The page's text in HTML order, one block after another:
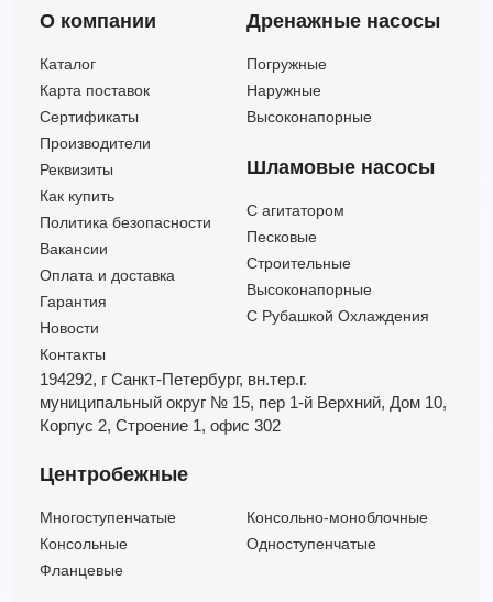
О компании
Каталог
Карта поставок
Сертификаты
Производители
Реквизиты
Как купить
Политика безопасности
Вакансии
Оплата и доставка
Гарантия
Новости
Контакты
Дренажные насосы
Погружные
Наружные
Высоконапорные
Шламовые насосы
C агитатором
Песковые
Строительные
Высоконапорные
С Рубашкой Охлаждения
194292, г Санкт-Петербург, вн.тер.г.
муниципальный округ № 15, пер 1-й Верхний, Дом 10,
Корпус 2, Строение 1, офис 302
Центробежные
Многоступенчатые
Консольно-моноблочные
Консольные
Одноступенчатые
Фланцевые